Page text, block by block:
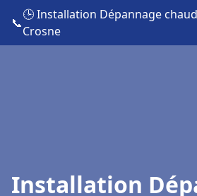
📞
🕒 Installation Dépannage
Crosne
Installation